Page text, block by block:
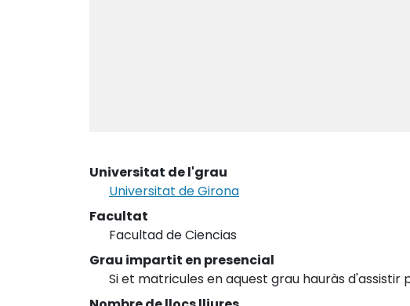
Universitat de l'grau
Universitat de Girona
Facultat
Facultad de Ciencias
Grau impartit en presencial
Si et matricules en aquest grau hauràs d'assistir